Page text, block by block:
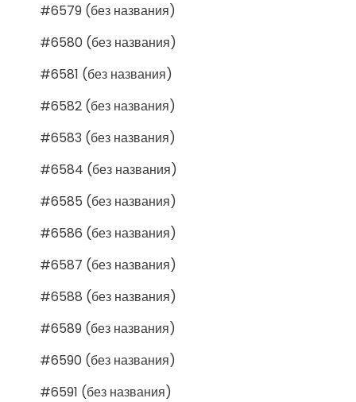
#6579 (без названия)
#6580 (без названия)
#6581 (без названия)
#6582 (без названия)
#6583 (без названия)
#6584 (без названия)
#6585 (без названия)
#6586 (без названия)
#6587 (без названия)
#6588 (без названия)
#6589 (без названия)
#6590 (без названия)
#6591 (без названия)